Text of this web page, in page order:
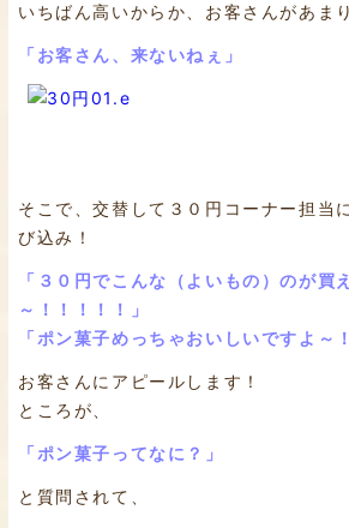
いちばん高いからか、お客さんがあま
「お客さん、来ないねぇ」
そこで、交替して３０円コーナー担当
び込み！
「３０円でこんな（よいもの）のが買
～！！！！！」
「ポン菓子めっちゃおいしいですよ～
お客さんにアピールします！
ところが、
「ポン菓子ってなに？」
と質問されて、